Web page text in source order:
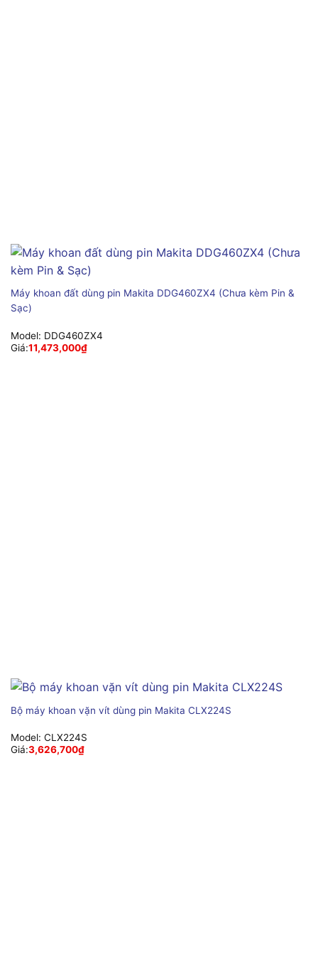
Máy khoan đất dùng pin Makita DDG460ZX4 (Chưa kèm Pin &
Sạc)
Model: DDG460ZX4
Giá:11,473,000₫
Bộ máy khoan vặn vít dùng pin Makita CLX224S
Model: CLX224S
Giá:3,626,700₫